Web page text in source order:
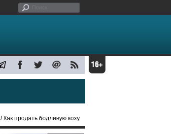
/ Как продать бодливую козу